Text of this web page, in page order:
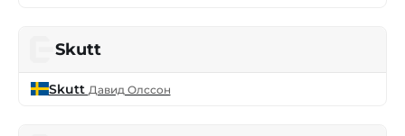
Skutt
Skutt Давид Олссон